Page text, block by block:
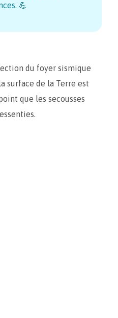
💪
du foyer sismique
surface de la Terre est
que les secousses